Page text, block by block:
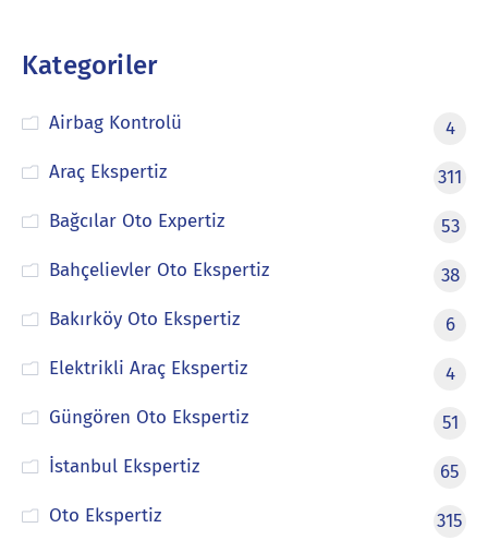
Kategoriler
Airbag Kontrolü
4
Araç Ekspertiz
311
Bağcılar Oto Expertiz
53
Bahçelievler Oto Ekspertiz
38
Bakırköy Oto Ekspertiz
6
Elektrikli Araç Ekspertiz
4
Güngören Oto Ekspertiz
51
İstanbul Ekspertiz
65
Oto Ekspertiz
315